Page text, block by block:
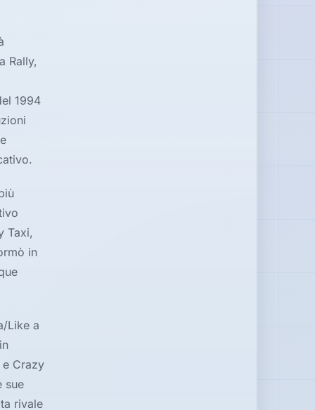
Rally,
1994
Taxi,
in
Like a
e Crazy
sue
rivale